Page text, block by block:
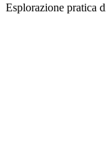
Esplorazione pratica